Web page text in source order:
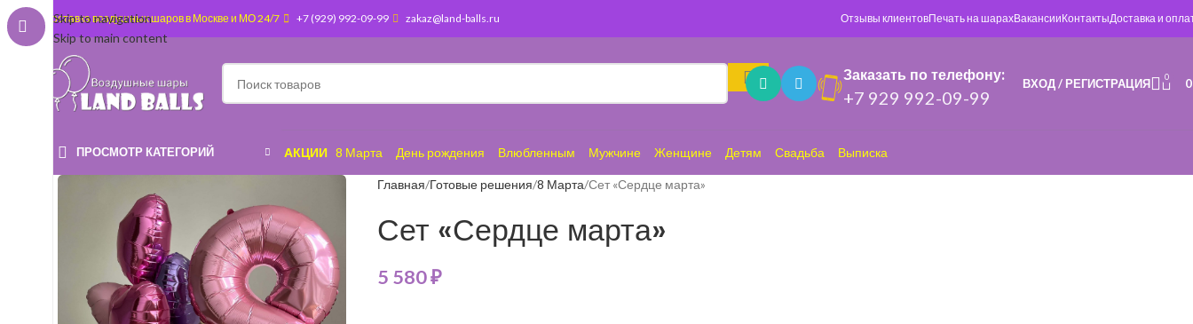
Skip to navigation
Skip to main content
Доставка воздушных шаров в Москве и МО 24/7 +7 (929) 992-09-99 zakaz@land-balls.ru Отзывы клиентовПечать на шарахВакансииКонтактыДоставка и
Заказать по телефону:
+7 929 992-09-99
ВХОД / РЕГИСТРАЦИЯ 0
ПРОСМОТР КАТЕГОРИЙ АКЦИИ 8 Марта День рождения Влюбленным Мужчине Женщине Детям Свадьба Выписка
Главная Готовые решения 8 Марта Сет «Сердце марта»
Сет «Сердце марта»
5 580₽